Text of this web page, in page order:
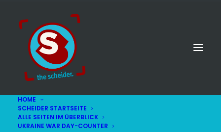
HOME
SCHEIDER STARTSEITE
ALLE SEITEN IM ÜBERBLICK
UKRAINE WAR DAY-COUNTER